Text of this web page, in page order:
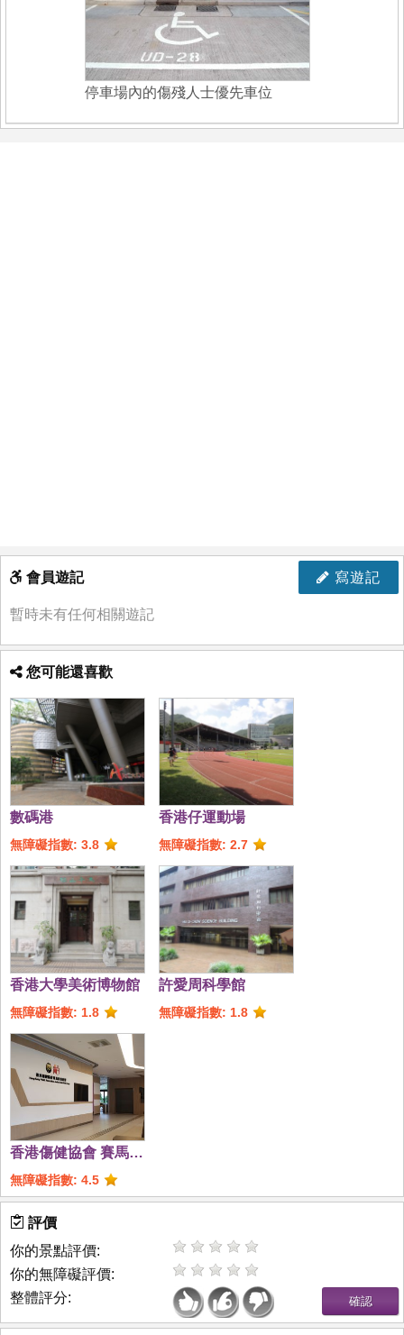
停車場內的傷殘人士優先車位
寫遊記
會員遊記
暫時未有任何相關遊記
您可能還喜歡
數碼港
無障礙指數: 3.8
香港仔運動場
無障礙指數: 2.7
香港大學美術博物館
無障礙指數: 1.8
許愛周科學館
無障礙指數: 1.8
香港傷健協會 賽馬會
傷健營
無障礙指數: 4.5
評價
你的景點評價:
你的無障礙評價:
整體評分: